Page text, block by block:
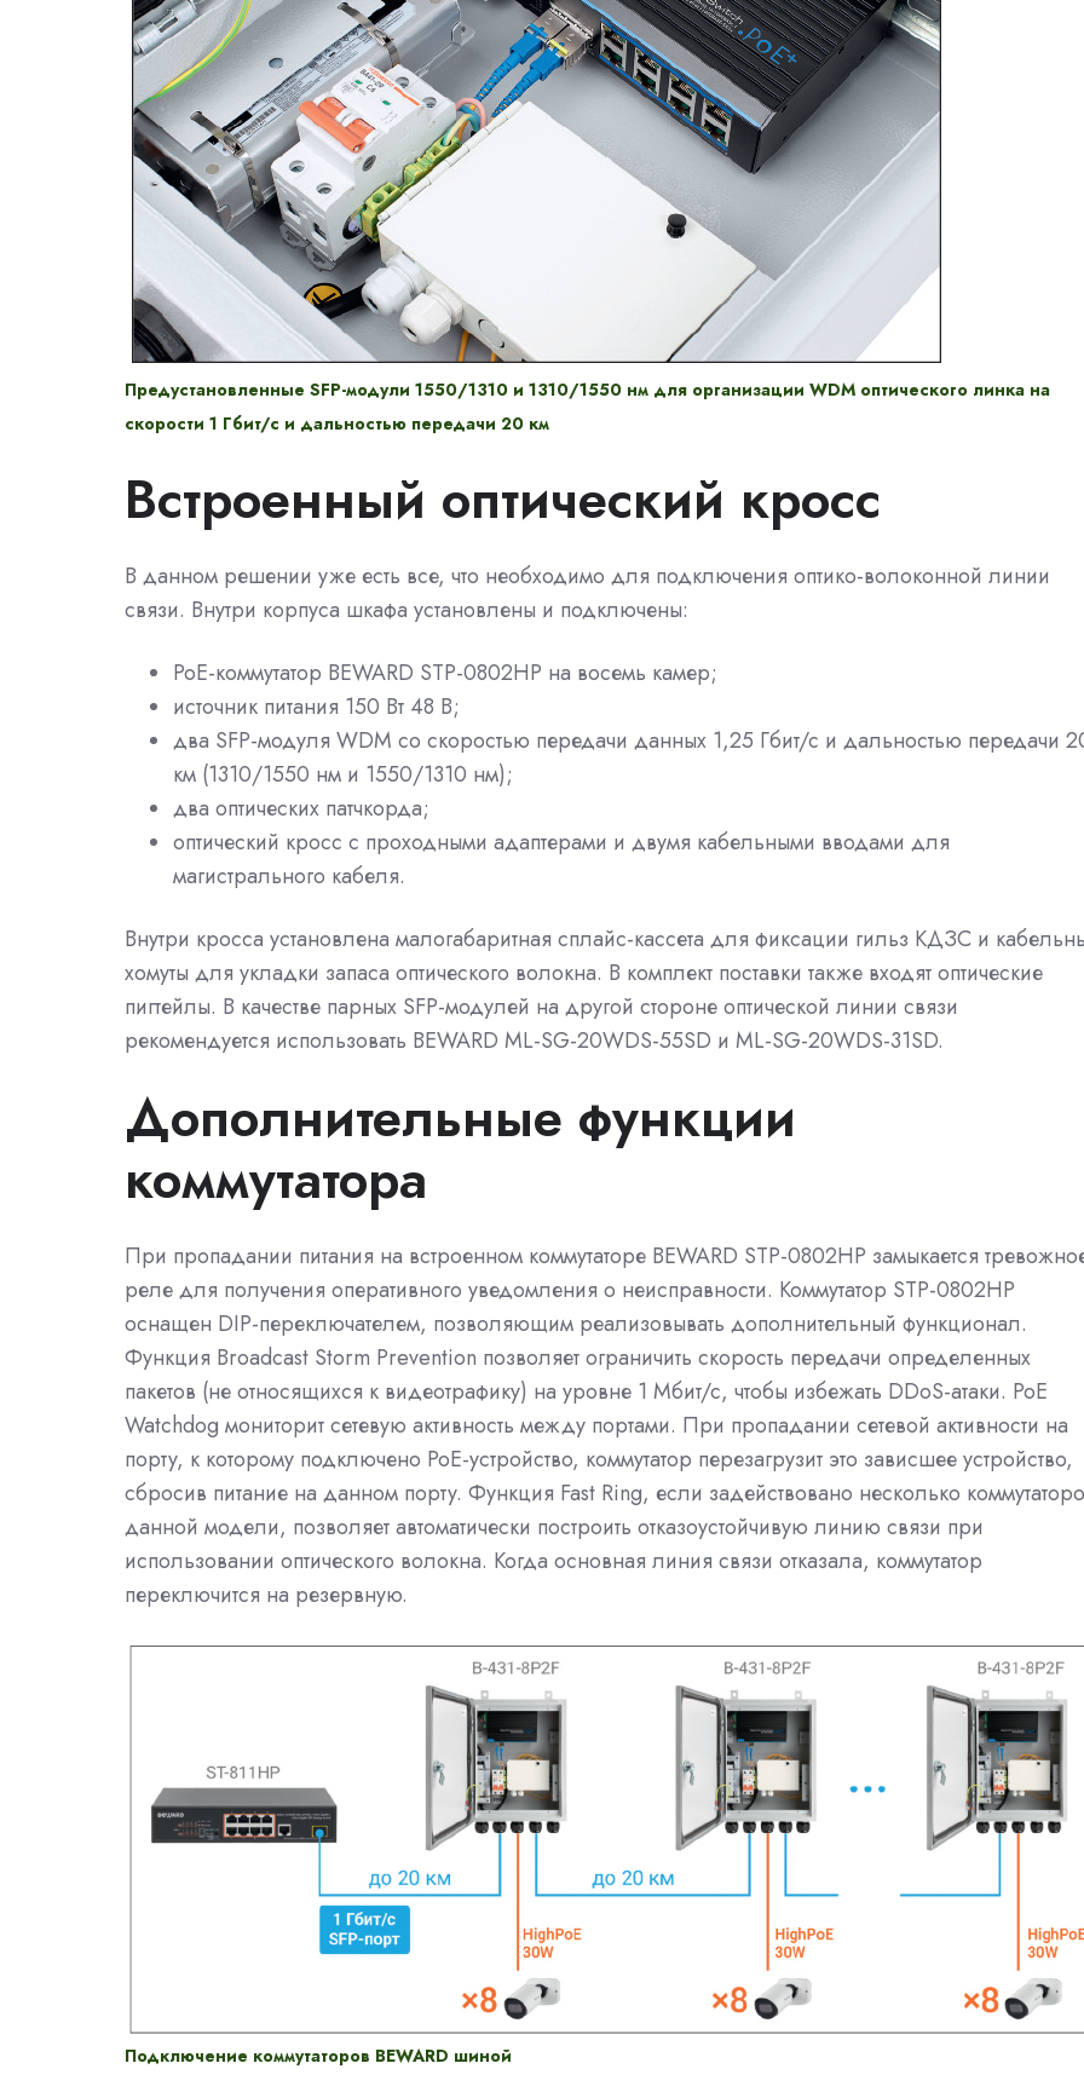
Предустановленные SFP-модули 1550/1310 и 1310/1550 нм для организации WDM оптического линка на
скорости 1 Гбит/с и дальностью передачи 20 км
Встроенный оптический кросс
В данном решении уже есть все, что необходимо для подключения оптико-волоконной линии
связи. Внутри корпуса шкафа установлены и подключены:
PoE-коммутатор BEWARD STP-0802HP на восемь камер;
источник питания 150 Вт 48 В;
два SFP-модуля WDM со скоростью передачи данных 1,25 Гбит/с и дальностью передачи
км (1310/1550 нм и 1550/1310 нм);
два оптических патчкорда;
оптический кросс с проходными адаптерами и двумя кабельными вводами для
магистрального кабеля.
Внутри кросса установлена малогабаритная сплайс-кассета для фиксации гильз КДЗС и
хомуты для укладки запаса оптического волокна. В комплект поставки также входят оптические
пигтейлы. В качестве парных SFP-модулей на другой стороне оптической линии связи
рекомендуется использовать BEWARD ML-SG-20WDS-55SD и ML-SG-20WDS-31SD.
Дополнительные функции
коммутатора
При пропадании питания на встроенном коммутаторе BEWARD STP-0802HP замыкается
реле для получения оперативного уведомления о неисправности. Коммутатор STP-0802HP
оснащен DIP-переключателем, позволяющим реализовывать дополнительный функционал.
Функция Broadcast Storm Prevention позволяет ограничить скорость передачи определенных
пакетов (не относящихся к видеотрафику) на уровне 1 Мбит/с, чтобы избежать DDoS-атаки. PoE
Watchdog мониторит сетевую активность между портами. При пропадании сетевой активности на
порту, к которому подключено PoE-устройство, коммутатор перезагрузит это зависшее устройство,
сбросив питание на данном порту. Функция Fast Ring, если задействовано несколько
данной модели, позволяет автоматически построить отказоустойчивую линию связи при
использовании оптического волокна. Когда основная линия связи отказала, коммутатор
переключится на резервную.
Подключение коммутаторов BEWARD шиной